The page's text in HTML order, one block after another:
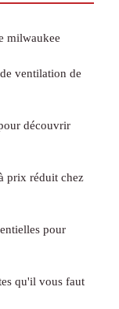
milwaukee
ventilation de
découvrir
prix réduit chez
pour
qu'il vous faut